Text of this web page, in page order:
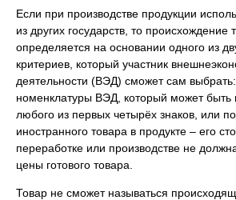
Если при производстве продукции
из других государств, то происхождение
определяется на основании одного из
критериев, который участник
деятельности (ВЭД) сможет сам
номенклатуры ВЭД, который может быть
любого из первых четырёх знаков, или
иностранного товара в продукте – его
переработке или производстве не
цены готового товара.
Товар не сможет называться